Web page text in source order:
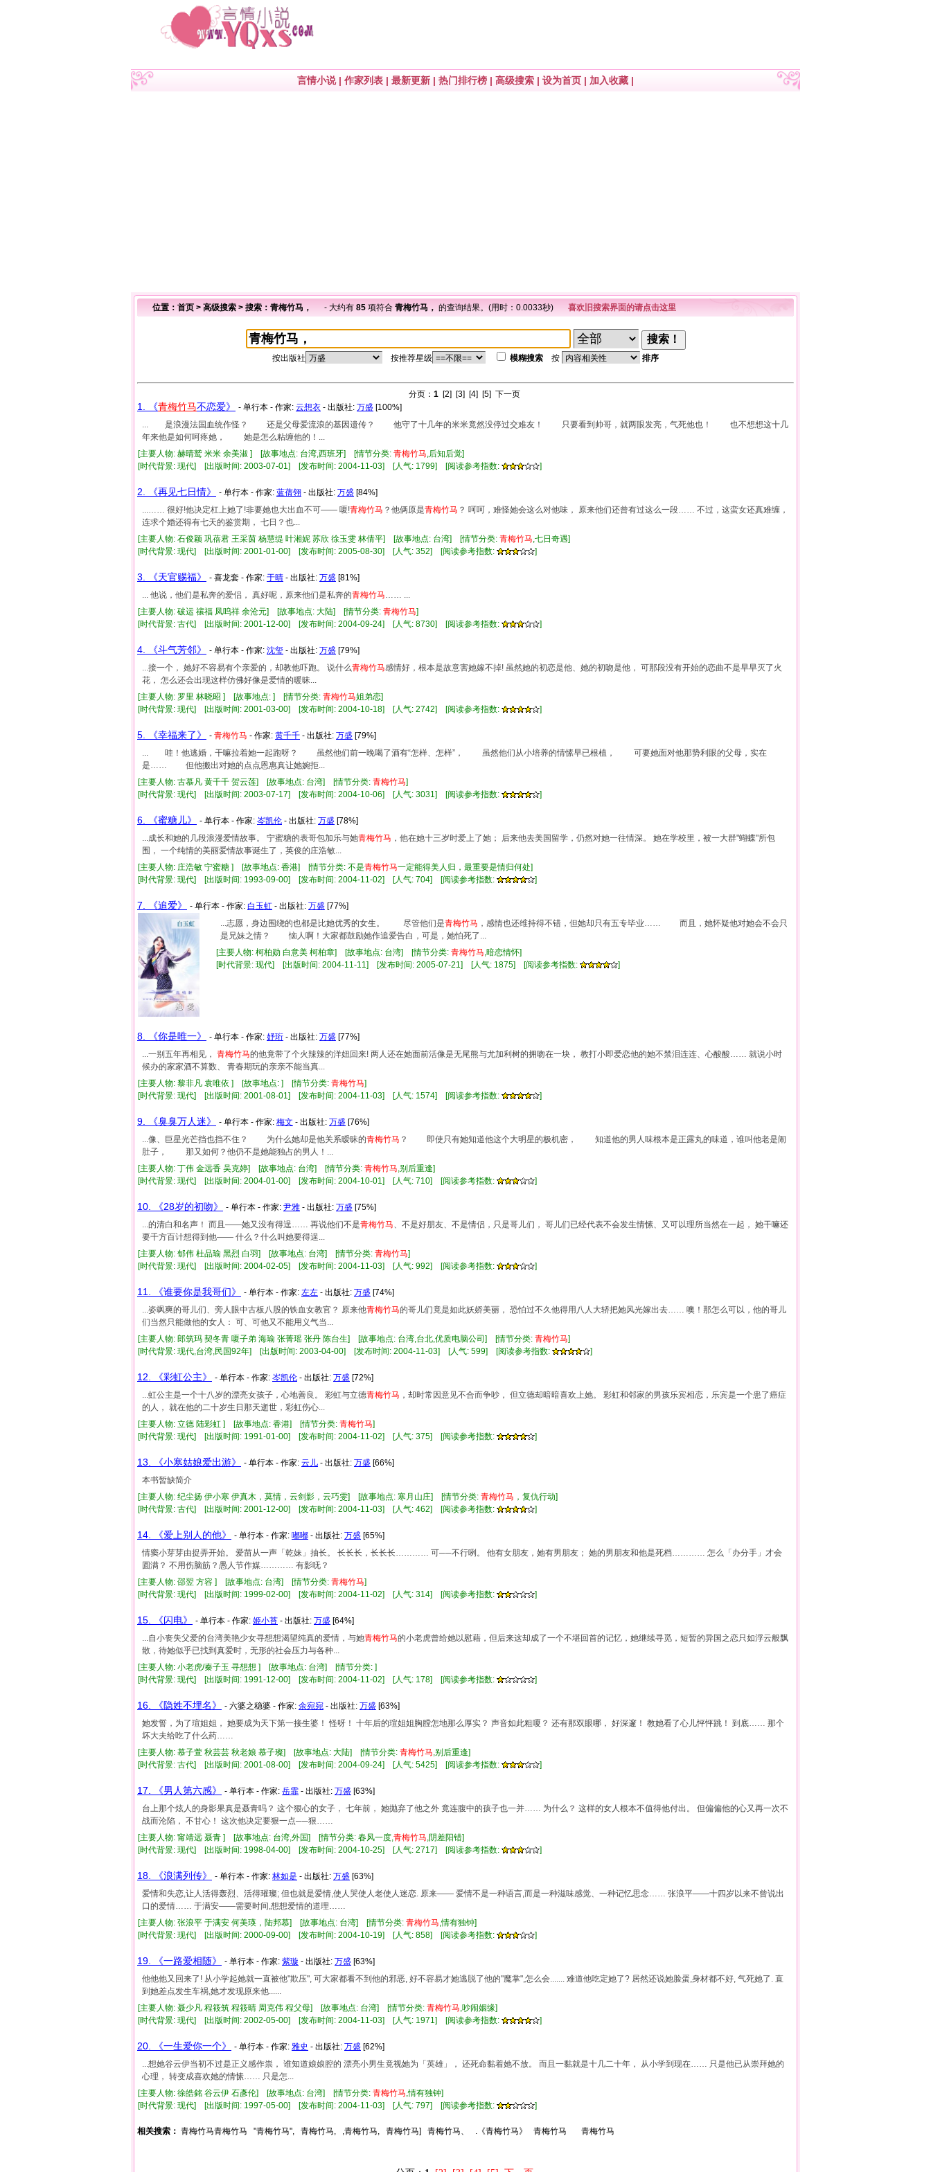
言情小说| 作家列表 | 最新更新 | 热门排行榜 | 高级搜索 | 设为首页 | 加入收藏 |
位置： 首页 > 高级搜索 > 搜索：青梅竹马， - 大约有 85 项符合 青梅竹马， 的查询结果。(用时：0.0033秒) 喜欢旧搜索界面的请点击这里
按出版社 按推荐星级 模糊搜索 按 排序
分页： 1 [2] [3] [4] [5] 下一页
1. 《青梅竹马不恋爱》 - 单行本 - 作家: 云想衣 - 出版社: 万盛 [100%]
... 是浪漫法国血统作怪？ 还是父母爱流浪的基因遗传？ 他守了十几年的米米竟然没停过交难友！ 只要看到帅哥，就两眼发亮，气死他也！ 也不想想这十几
年来他是如何呵疼她， 她是怎么粘缠他的！...
[主要人物: 赫晴鹫 米米 余美淑 ] [故事地点: 台湾,西班牙] [情节分类: 青梅竹马 ,后知后觉]
[时代背景: 现代] [出版时间: 2003-07-01] [发布时间: 2004-11-03] [人气: 1799] [阅读参考指数:
]
2. 《再见七日情》 - 单行本 - 作家: 蓝蒨翎 - 出版社: 万盛 [84%]
...…… 很好!他决定杠上她了!非要她也大出血不可—— 嗄!青梅竹马 ？他俩原是青梅竹马 ？ 呵呵，难怪她会这么对他味， 原来他们还曾有过这么一段…… 不过，这蛮女还真难缠，
连求个婚还得有七天的鉴赏期， 七日？也...
[主要人物: 石俊颖 巩蓓君 王采茵 杨慧缇 叶湘妮 苏欣 徐玉雯 林倩平] [故事地点: 台湾] [情节分类: 青梅竹马 ,七日奇遇]
[时代背景: 现代] [出版时间: 2001-01-00] [发布时间: 2005-08-30] [人气: 352] [阅读参考指数:
]
3. 《天官赐福》 - 喜龙套 - 作家: 于晴 - 出版社: 万盛 [81%]
... 他说，他们是私奔的爱侣， 真好呢，原来他们是私奔的青梅竹马
[主要人物: 破运 禳福 凤呜祥 余沧元] [故事地点: 大陆] [情节分类: 青梅竹马]
[时代背景: 古代] [出版时间: 2001-12-00] [发布时间: 2004-09-24] [人气: 8730] [阅读参考指数:
]
4. 《斗气芳邻》 - 单行本 - 作家: 沈玺 - 出版社: 万盛 [79%]
...接一个， 她好不容易有个亲爱的，却教他吓跑。 说什么青梅竹马感情好，根本是故意害她嫁不掉! 虽然她的初恋是他、她的初吻是他， 可那段没有开始的恋曲不是早早灭了火
花， 怎么还会出现这样仿佛好像是爱情的暖昧...
[主要人物: 罗里 林晓昭 ] [故事地点: ] [情节分类: 青梅竹马姐弟恋]
[时代背景: 现代] [出版时间: 2001-03-00] [发布时间: 2004-10-18] [人气: 2742] [阅读参考指数:
]
5. 《幸福来了》 - 青梅竹马 - 作家: 黄千千 - 出版社: 万盛 [79%]
... 哇！他逃婚，干嘛拉着她一起跑呀？ 虽然他们前一晚喝了酒有“怎样、怎样”， 虽然他们从小培养的情愫早已根植， 可要她面对他那势利眼的父母，实在
是…… 但他搬出对她的点点恩惠真让她婉拒...
[主要人物: 古慕凡 黄千千 贺云莲] [故事地点: 台湾] [情节分类: 青梅竹马]
[时代背景: 现代] [出版时间: 2003-07-17] [发布时间: 2004-10-06] [人气: 3031] [阅读参考指数:
]
6. 《蜜糖儿》 - 单行本 - 作家: 岑凯伦 - 出版社: 万盛 [78%]
...成长和她的几段浪漫爱情故事。 宁蜜糖的表哥包加乐与她青梅竹马 ，他在她十三岁时爱上了她； 后来他去美国留学，仍然对她一往情深。 她在学校里，被一大群"蝴蝶"所包
围， 一个纯情的美丽爱情故事诞生了，英俊的庄浩敏...
[主要人物: 庄浩敏 宁蜜糖 ] [故事地点: 香港] [情节分类: 不是青梅竹马一定能得美人归，最重要是情归何处]
[时代背景: 现代] [出版时间: 1993-09-00] [发布时间: 2004-11-02] [人气: 704] [阅读参考指数:
]
7. 《追爱》 - 单行本 - 作家: 白玉虹 - 出版社: 万盛 [77%]
...志愿，身边围绕的也都是比她优秀的女生。 尽管他们是青梅竹马 ，感情也还维持得不错，但她却只有五专毕业…… 而且，她怀疑他对她会不会只
是兄妹之情？ 恼人啊！大家都鼓励她作追爱告白，可是，她怕死了...
[主要人物: 柯柏勋 白意美 柯柏章] [故事地点: 台湾] [情节分类: 青梅竹马 ,暗恋情怀]
[时代背景: 现代] [出版时间: 2004-11-11] [发布时间: 2005-07-21] [人气: 1875] [阅读参考指数:
]
8. 《你是唯一》 - 单行本 - 作家: 妤珩 - 出版社: 万盛 [77%]
...一别五年再相见， 青梅竹马的他竟带了个火辣辣的洋妞回来! 两人还在她面前活像是无尾熊与尤加利树的拥吻在一块， 教打小即爱恋他的她不禁泪连连、心酸酸…… 就说小时
候办的家家酒不算数、 青春期玩的亲亲不能当真...
[主要人物: 黎非凡 袁唯依 ] [故事地点: ] [情节分类: 青梅竹马]
[时代背景: 现代] [出版时间: 2001-08-01] [发布时间: 2004-11-03] [人气: 1574] [阅读参考指数:
]
9. 《臭臭万人迷》 - 单行本 - 作家: 梅文 - 出版社: 万盛 [76%]
...像、巨星光芒挡也挡不住？ 为什么她却是他关系暧昧的青梅竹马 ？ 即使只有她知道他这个大明星的极机密， 知道他的男人味根本是正露丸的味道，谁叫他老是闹
肚子， 那又如何？他仍不是她能独占的男人！...
[主要人物: 丁伟 金远香 吴克婷] [故事地点: 台湾] [情节分类: 青梅竹马 ,别后重逢]
[时代背景: 现代] [出版时间: 2004-01-00] [发布时间: 2004-10-01] [人气: 710] [阅读参考指数:
]
10. 《28岁的初吻》 - 单行本 - 作家: 尹雅 - 出版社: 万盛 [75%]
...的清白和名声！ 而且——她又没有得逞…… 再说他们不是青梅竹马 、不是好朋友、不是情侣，只是哥儿们， 哥儿们已经代表不会发生情愫、又可以理所当然在一起， 她干嘛还
要千方百计想得到他—— 什么？什么叫她要得逞...
[主要人物: 郁伟 杜品瑜 黑烈 白羽] [故事地点: 台湾] [情节分类: 青梅竹马]
[时代背景: 现代] [出版时间: 2004-02-05] [发布时间: 2004-11-03] [人气: 992] [阅读参考指数:
]
11. 《谁要你是我哥们》 - 单行本 - 作家: 左左 - 出版社: 万盛 [74%]
...姿飒爽的哥儿们、旁人眼中古板八股的铁血女教官？ 原来他青梅竹马的哥儿们竟是如此妖娇美丽， 恐怕过不久他得用八人大轿把她风光嫁出去…… 噢！那怎么可以，他的哥儿
们当然只能做他的女人： 可、可他又不能用义气当...
[主要人物: 郎筑玛 契冬青 嗄子弟 海瑜 张菁瑶 张丹 陈台生] [故事地点: 台湾,台北,优质电脑公司] [情节分类: 青梅竹马]
[时代背景: 现代,台湾,民国92年] [出版时间: 2003-04-00] [发布时间: 2004-11-03] [人气: 599] [阅读参考指数:
]
12. 《彩虹公主》 - 单行本 - 作家: 岑凯伦 - 出版社: 万盛 [72%]
...虹公主是一个十八岁的漂亮女孩子，心地善良。 彩虹与立德青梅竹马 ，却时常因意见不合而争吵， 但立德却暗暗喜欢上她。 彩虹和邻家的男孩乐宾相恋，乐宾是一个患了癌症
的人， 就在他的二十岁生日那天逝世，彩虹伤心...
[主要人物: 立德 陆彩虹 ] [故事地点: 香港] [情节分类: 青梅竹马]
[时代背景: 现代] [出版时间: 1991-01-00] [发布时间: 2004-11-02] [人气: 375] [阅读参考指数:
]
13. 《小寒姑娘爱出游》 - 单行本 - 作家: 云儿 - 出版社: 万盛 [66%]
本书暂缺简介
[主要人物: 纪尘扬 伊小寒 伊真木，莫情，云剑影，云巧雯] [故事地点: 寒月山庄] [情节分类: 青梅竹马 ，复仇行动]
[时代背景: 古代] [出版时间: 2001-12-00] [发布时间: 2004-11-03] [人气: 462] [阅读参考指数:
]
14. 《爱上别人的他》 - 单行本 - 作家: 嘟嘟 - 出版社: 万盛 [65%]
情窦小芽芽由捉弄开始。 爱苗从一声「乾妹」抽长。 长长长，长长长………… 可──不行咧。 他有女朋友，她有男朋友； 她的男朋友和他是死档………… 怎么「办分手」才会
圆满？ 不用伤脑筋？愚人节作媒………… 有影呒？
[主要人物: 邵翌 方容 ] [故事地点: 台湾] [情节分类: 青梅竹马]
[时代背景: 现代] [出版时间: 1999-02-00] [发布时间: 2004-11-02] [人气: 314] [阅读参考指数:
]
15. 《闪电》 - 单行本 - 作家: 姬小苔 - 出版社: 万盛 [64%]
...自小丧失父爱的台湾美艳少女寻想想渴望纯真的爱情，与她青梅竹马的小老虎曾给她以慰藉，但后来这却成了一个不堪回首的记忆，她继续寻觅，短暂的异国之恋只如浮云般飘
散，待她似乎已找到真爱时，无形的社会压力与各种...
[主要人物: 小老虎/秦子玉 寻想想 ] [故事地点: 台湾] [情节分类: ]
[时代背景: 现代] [出版时间: 1991-12-00] [发布时间: 2004-11-02] [人气: 178] [阅读参考指数:
]
16. 《隐姓不埋名》 - 六婆之稳婆 - 作家: 余宛宛 - 出版社: 万盛 [63%]
她发誓，为了瑄姐姐， 她要成为天下第一接生婆！ 怪呀！ 十年后的瑄姐姐胸膛怎地那么厚实？ 声音如此粗嗄？ 还有那双眼哪， 好深邃！ 教她看了心儿怦怦跳！ 到底…… 那个
坏大夫给吃了什么药……
[主要人物: 慕子萱 秋芸芸 秋老娘 慕子璨] [故事地点: 大陆] [情节分类: 青梅竹马 ,别后重逢]
[时代背景: 古代] [出版时间: 2001-08-00] [发布时间: 2004-09-24] [人气: 5425] [阅读参考指数:
]
17. 《男人第六感》 - 单行本 - 作家: 岳霏 - 出版社: 万盛 [63%]
台上那个炫人的身影果真是聂青吗？ 这个狠心的女子， 七年前， 她抛弃了他之外 竟连腹中的孩子也一并…… 为什么？ 这样的女人根本不值得他付出。 但偏偏他的心又再一次不
战而沦陷， 不甘心！ 这次他决定要狠一点──狠……
[主要人物: 甯靖远 聂青 ] [故事地点: 台湾,外国] [情节分类: 春风一度, 青梅竹马 ,阴差阳错]
[时代背景: 现代] [出版时间: 1998-04-00] [发布时间: 2004-10-25] [人气: 2717] [阅读参考指数:
]
18. 《浪满列传》 - 单行本 - 作家: 林如是 - 出版社: 万盛 [63%]
爱情和失恋,让人活得轰烈、活得璀璨; 但也就是爱情,使人哭使人老使人迷恋. 原来—— 爱情不是一种语言,而是一种滋味感觉、一种记忆思念…… 张浪平——十四岁以来不曾说出
口的爱情…… 于满安——需要时间,想想爱情的道理……
[主要人物: 张浪平 于满安 何美瑛，陆邦慕] [故事地点: 台湾] [情节分类: 青梅竹马 ,情有独钟]
[时代背景: 现代] [出版时间: 2000-09-00] [发布时间: 2004-10-19] [人气: 858] [阅读参考指数:
]
19. 《一路爱相随》 - 单行本 - 作家: 紫璇 - 出版社: 万盛 [63%]
他他他又回来了! 从小学起她就一直被他"欺压", 可大家都看不到他的邪恶, 好不容易才她逃脱了他的"魔掌",怎么会....... 难道他吃定她了? 居然还说她脸蛋,身材都不好, 气死她了. 直
到她差点发生车祸,她才发现原来他......
[主要人物: 聂少凡 程筱筑 程筱晴 周克伟 程父母] [故事地点: 台湾] [情节分类: 青梅竹马 ,吵闹姻缘]
[时代背景: 现代] [出版时间: 2002-05-00] [发布时间: 2004-11-03] [人气: 1971] [阅读参考指数:
]
20. 《一生爱你一个》 - 单行本 - 作家: 雅史 - 出版社: 万盛 [62%]
...想她谷云伊当初不过是正义感作祟， 谁知道娘娘腔的 漂亮小男生竟视她为「英雄」， 还死命黏着她不放。 而且一黏就是十几二十年， 从小学到现在…… 只是他已从崇拜她的
心理， 转变成喜欢她的情愫…… 只是怎...
[主要人物: 徐皓銘 谷云伊 石彥伦] [故事地点: 台湾] [情节分类: 青梅竹马 ,情有独钟]
[时代背景: 现代] [出版时间: 1997-05-00] [发布时间: 2004-11-03] [人气: 797] [阅读参考指数:
]
相关搜索： 青梅竹马青梅竹马 "青梅竹马", 青梅竹马, ,青梅竹马, 青梅竹马] 青梅竹马、 .《青梅竹马》 青梅竹马 青梅竹马